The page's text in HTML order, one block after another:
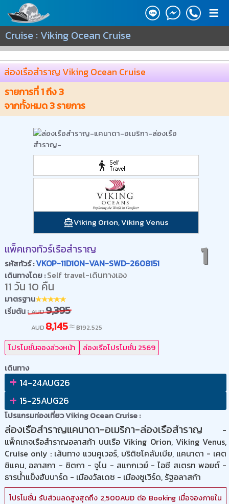
≡
Cruise : Viking Ocean Cruise
ล่องเรือสำราญ Viking Ocean Cruise
รายการที่1ถึง3
จากทั้งหมด3รายการ
Viking Orion, Viking Venus
แพ็คเกจทัวร์เรือสำราญ
รหัสทัวร์ :VKOP-11D10N-VAN-SWD-2608151 1
เดินทางโดย :Self travel-เดินทางเอง
11 วัน 10 คืน
มาตรฐาน
เริ่มต้น : AUD9,395
AUD 8,145≈฿192,525
โปรโมชั่นจองล่วงหน้า
ล่องเรือโปรโมชั่น 2569
เดินทาง
+ 14-24AUG26
+ 15-25AUG26
โปรแกรมท่องเที่ยว Viking Ocean Cruise :
ล่องเรือสำราญแคนาดา-อเมริกา-ล่องเรือสำราญ -
แพ็คเกจเรือสำราญอลาสก้า บนเรือ Viking Orion, Viking Venus,
Cruise only : เส้นทาง แวนคูเวอร์, บริติชโคลัมเบีย, แคนาดา - เคต
ชิแคน, อลาสกา - ซิตกา - จูโน - สแกกเวย์ - ไอซี สเตรท พอยต์ -
ธารน้ำแข็งฮับบาร์ด - เมืองวัลเดซ - เมืองซูเวิร์ด, รัฐอลาสก้า
โปรโมชั่น รับส่วนลดสูงสุดถึง 2,500AUD ต่อ Booking เมื่อจองภายใน